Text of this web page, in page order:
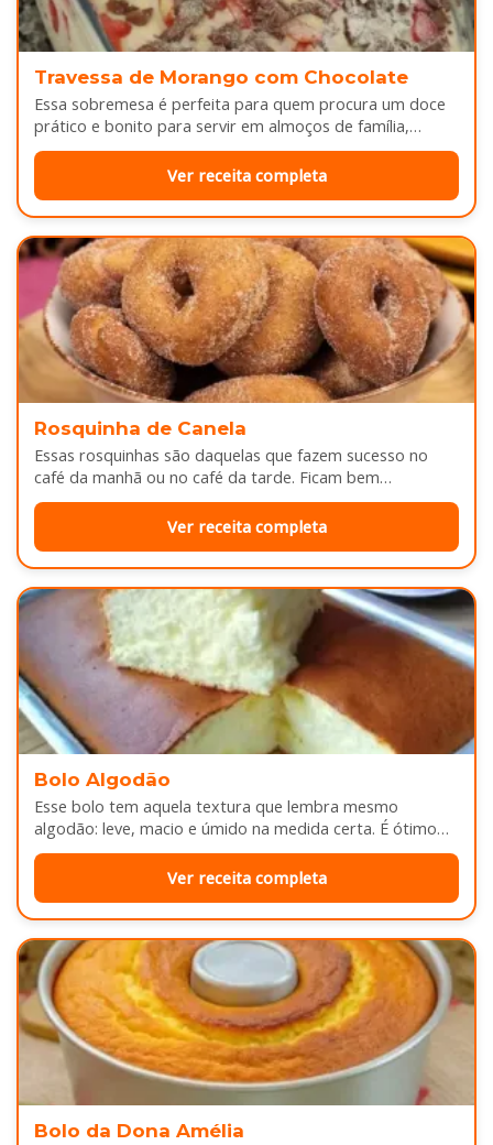
Travessa de Morango com Chocolate
Essa sobremesa é perfeita para quem procura um doce
prático e bonito para servir em almoços de família,
aniversários ou…
Ver receita completa
Rosquinha de Canela
Essas rosquinhas são daquelas que fazem sucesso no
café da manhã ou no café da tarde. Ficam bem
douradinhas por…
Ver receita completa
Bolo Algodão
Esse bolo tem aquela textura que lembra mesmo
algodão: leve, macio e úmido na medida certa. É ótimo
pra servir…
Ver receita completa
Bolo da Dona Amélia